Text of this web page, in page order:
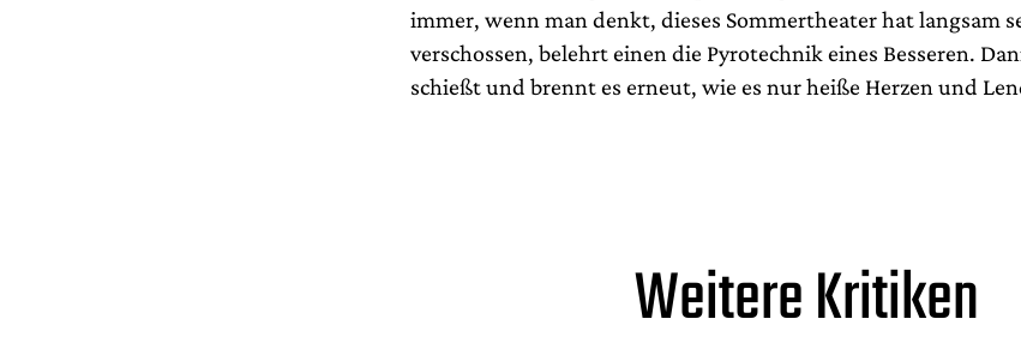
immer, wenn man denkt, dieses Sommertheater hat langsam
verschossen, belehrt einen die Pyrotechnik eines Besseren.
schießt und brennt es erneut, wie es nur heiße Herzen und
Weitere Kritiken